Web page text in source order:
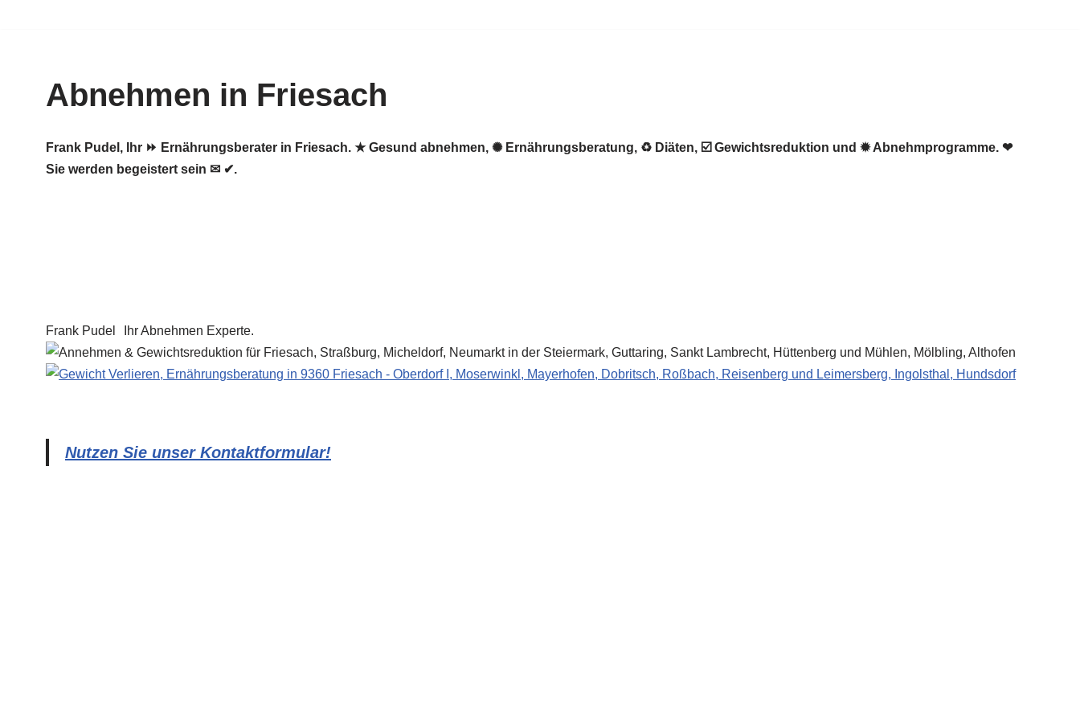
springenAbnehmen in Friesach
Frank Pudel, Ihr ⏩ Ernährungsberater in Friesach. ★ Gesund abnehmen, ✺ Ernährungsberatung, ♻ Diäten, ☑️ Gewichtsreduktion und ✹ Abnehmprogramme. ❤
Sie werden begeistert sein ✉ ✔.
Frank Pudel Ihr Abnehmen Experte.
Nutzen Sie unser Kontaktformular!